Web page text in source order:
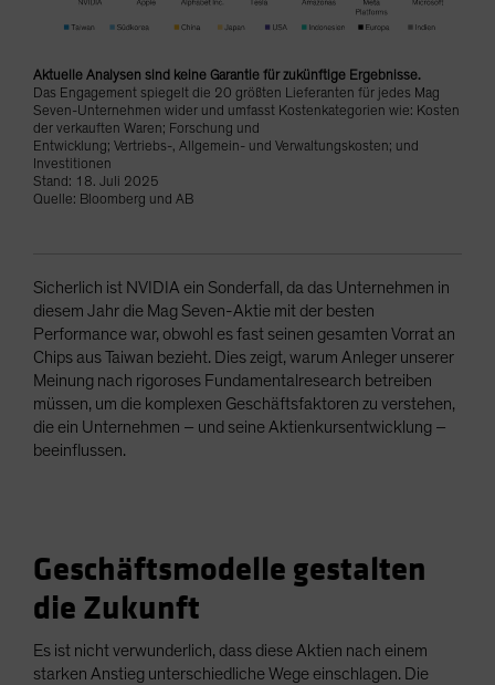
Aktuelle Analysen sind keine Garantie für zukünftige Ergebnisse.
Das Engagement spiegelt die 20 größten Lieferanten für jedes Mag
Seven-Unternehmen wider und umfasst Kostenkategorien wie: Kosten
der verkauften Waren; Forschung und
Entwicklung; Vertriebs-, Allgemein- und Verwaltungskosten; und
Investitionen
Stand: 18. Juli 2025
Quelle: Bloomberg und AB
Sicherlich ist NVIDIA ein Sonderfall, da das Unternehmen in
diesem Jahr die Mag Seven-Aktie mit der besten
Performance war, obwohl es fast seinen gesamten Vorrat an
Chips aus Taiwan bezieht. Dies zeigt, warum Anleger unserer
Meinung nach rigoroses Fundamentalresearch betreiben
müssen, um die komplexen Geschäftsfaktoren zu verstehen,
die ein Unternehmen – und seine Aktienkursentwicklung –
beeinflussen.
Geschäftsmodelle gestalten
die Zukunft
Es ist nicht verwunderlich, dass diese Aktien nach einem
starken Anstieg unterschiedliche Wege einschlagen. Die